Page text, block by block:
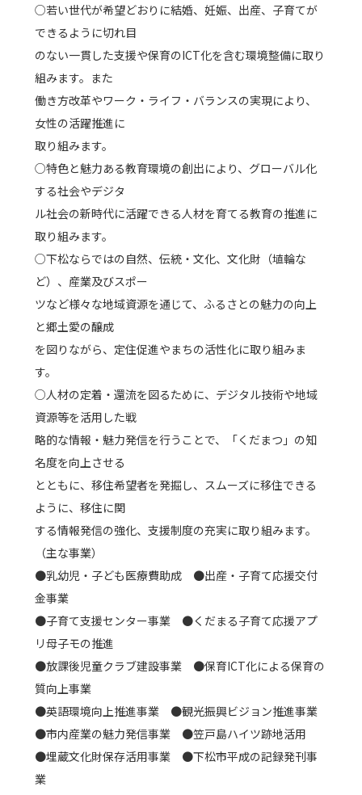
○若い世代が希望どおりに結婚、妊娠、出産、子育てが
できるように切れ目
のない一貫した支援や保育のICT化を含む環境整備に取り
組みます。また
働き方改革やワーク・ライフ・バランスの実現により、
女性の活躍推進に
取り組みます。
○特色と魅力ある教育環境の創出により、グローバル化
する社会やデジタ
ル社会の新時代に活躍できる人材を育てる教育の推進に
取り組みます。
○下松ならではの自然、伝統・文化、文化財（埴輪な
ど）、産業及びスポー
ツなど様々な地域資源を通じて、ふるさとの魅力の向上
と郷土愛の醸成
を図りながら、定住促進やまちの活性化に取り組みま
す。
○人材の定着・還流を図るために、デジタル技術や地域
資源等を活用した戦
略的な情報・魅力発信を行うことで、「くだまつ」の知
名度を向上させる
とともに、移住希望者を発掘し、スムーズに移住できる
ように、移住に関
する情報発信の強化、支援制度の充実に取り組みます。
（主な事業）
●乳幼児・子ども医療費助成 ●出産・子育て応援交付
金事業
●子育て支援センター事業 ●くだまる子育て応援アプ
リ母子モの推進
●放課後児童クラブ建設事業 ●保育ICT化による保育の
質向上事業
●英語環境向上推進事業 ●観光振興ビジョン推進事業
●市内産業の魅力発信事業 ●笠戸島ハイツ跡地活用
●埋蔵文化財保存活用事業 ●下松市平成の記録発刊事
業